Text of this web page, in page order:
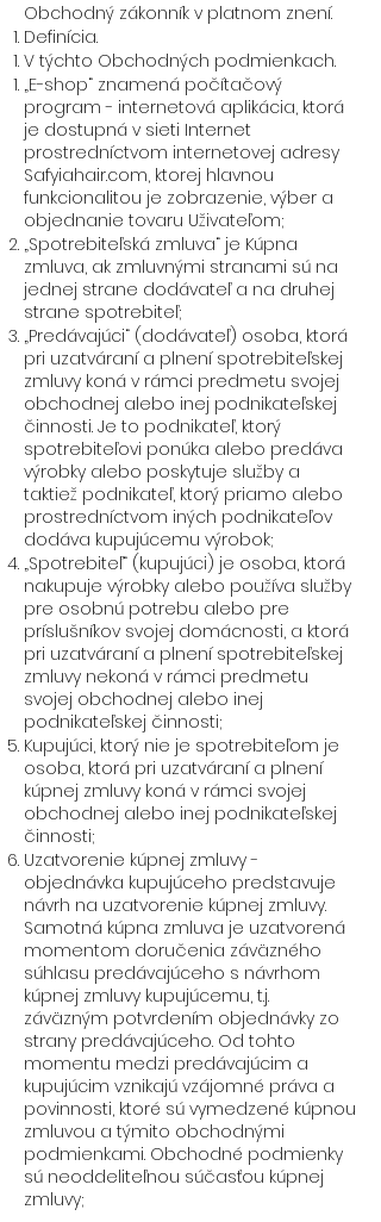
Obchodný zákonník v platnom znení.
Definícia.
V týchto Obchodných podmienkach.
„E-shop“ znamená počítačový
program - internetová aplikácia, ktorá
je dostupná v sieti Internet
prostredníctvom internetovej adresy
Safyiahair.com, ktorej hlavnou
funkcionalitou je zobrazenie, výber a
objednanie tovaru Uživateľom;
„Spotrebiteľská zmluva“ je Kúpna
zmluva, ak zmluvnými stranami sú na
jednej strane dodávateľ a na druhej
strane spotrebiteľ;
„Predávajúci“ (dodávateľ) osoba, ktorá
pri uzatváraní a plnení spotrebiteľskej
zmluvy koná v rámci predmetu svojej
obchodnej alebo inej podnikateľskej
činnosti. Je to podnikateľ, ktorý
spotrebiteľovi ponúka alebo predáva
výrobky alebo poskytuje služby a
taktiež podnikateľ, ktorý priamo alebo
prostredníctvom iných podnikateľov
dodáva kupujúcemu výrobok;
„Spotrebiteľ“ (kupujúci) je osoba, ktorá
nakupuje výrobky alebo používa služby
pre osobnú potrebu alebo pre
príslušníkov svojej domácnosti, a ktorá
pri uzatváraní a plnení spotrebiteľskej
zmluvy nekoná v rámci predmetu
svojej obchodnej alebo inej
podnikateľskej činnosti;
Kupujúci, ktorý nie je spotrebiteľom je
osoba, ktorá pri uzatváraní a plnení
kúpnej zmluvy koná v rámci svojej
obchodnej alebo inej podnikateľskej
činnosti;
Uzatvorenie kúpnej zmluvy -
objednávka kupujúceho predstavuje
návrh na uzatvorenie kúpnej zmluvy.
Samotná kúpna zmluva je uzatvorená
momentom doručenia záväzného
súhlasu predávajúceho s návrhom
kúpnej zmluvy kupujúcemu, t.j.
záväzným potvrdením objednávky zo
strany predávajúceho. Od tohto
momentu medzi predávajúcim a
kupujúcim vznikajú vzájomné práva a
povinnosti, ktoré sú vymedzené kúpnou
zmluvou a týmito obchodnými
podmienkami. Obchodné podmienky
sú neoddeliteľnou súčasťou kúpnej
zmluvy;